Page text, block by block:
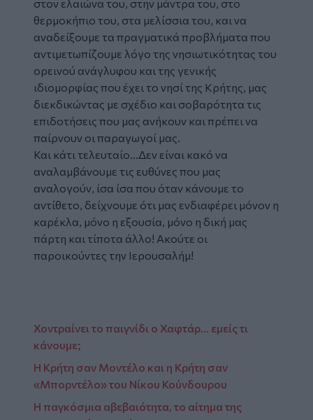
στον ελαιώνα του, στην μάντρα του, στο
θερμοκήπιο του, στα μελίσσια του, και να
αναδείξουμε τα πραγματικά προβλήματα που
αντιμετωπίζουμε λόγο της νησιωτικότητας του
ορεινού ανάγλυφου και της γενικής
ιδιομορφίας που έχει το νησί της Κρήτης, μας
διεκδικώντας με σχέδιο και σοβαρότητα τις
επιδοτήσεις που μας ανήκουν και πρέπει να
παίρνουν οι παραγωγοί μας.
Και κάτι τελευταίο...Δεν είναι κακό να
αναλαμβάνουμε τις ευθύνες που μας
αναλογούν, ίσα ίσα που όταν κάνουμε το
αντίθετο, δείχνουμε ότι μας ενδιαφέρει μόνον η
καρέκλα, μόνο η εξουσία, μόνο η δική μας
πάρτη και τίποτα άλλο! Ακούτε οι
παροικούντες την Ιερουσαλήμ!
Χοντραίνει το παιγνίδι ο Χαφτάρ… εμείς τι
κάνουμε;
Η Κρήτη σαν Μοντέλο και η Κρήτη σαν
«Μπορντέλο» του Νίκου Κούνδουρου
Η παγκόσμια αβεβαιότητα, το αίτημα της